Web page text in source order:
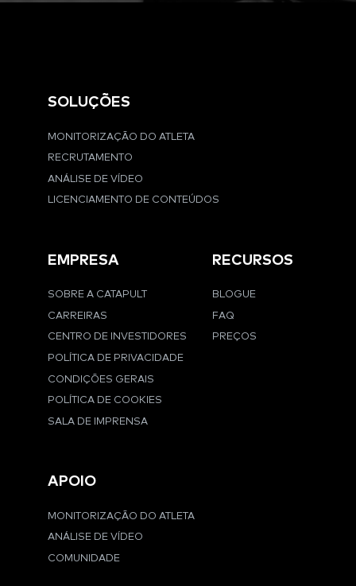
SOLUÇÕES
MONITORIZAÇÃO DO ATLETA
RECRUTAMENTO
ANÁLISE DE VÍDEO
LICENCIAMENTO DE CONTEÚDOS
EMPRESA
SOBRE A CATAPULT
CARREIRAS
CENTRO DE INVESTIDORES
POLÍTICA DE PRIVACIDADE
CONDIÇÕES GERAIS
POLÍTICA DE COOKIES
SALA DE IMPRENSA
RECURSOS
BLOGUE
FAQ
PREÇOS
APOIO
MONITORIZAÇÃO DO ATLETA
ANÁLISE DE VÍDEO
COMUNIDADE